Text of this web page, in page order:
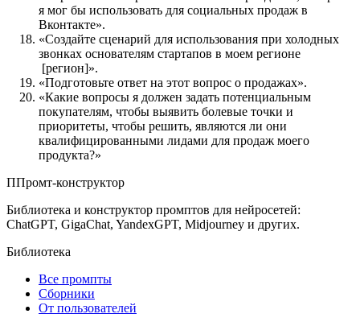
я мог бы использовать для социальных продаж в
Вконтакте».
«Создайте сценарий для использования при холодных
звонках основателям стартапов в моем регионе
[регион]».
«Подготовьте ответ на этот вопрос о продажах».
«Какие вопросы я должен задать потенциальным
покупателям, чтобы выявить болевые точки и
приоритеты, чтобы решить, являются ли они
квалифицированными лидами для продаж моего
продукта?»
ППромт-конструктор
Библиотека и конструктор промптов для нейросетей:
ChatGPT, GigaChat, YandexGPT, Midjourney и других.
Библиотека
Все промпты
Сборники
От пользователей